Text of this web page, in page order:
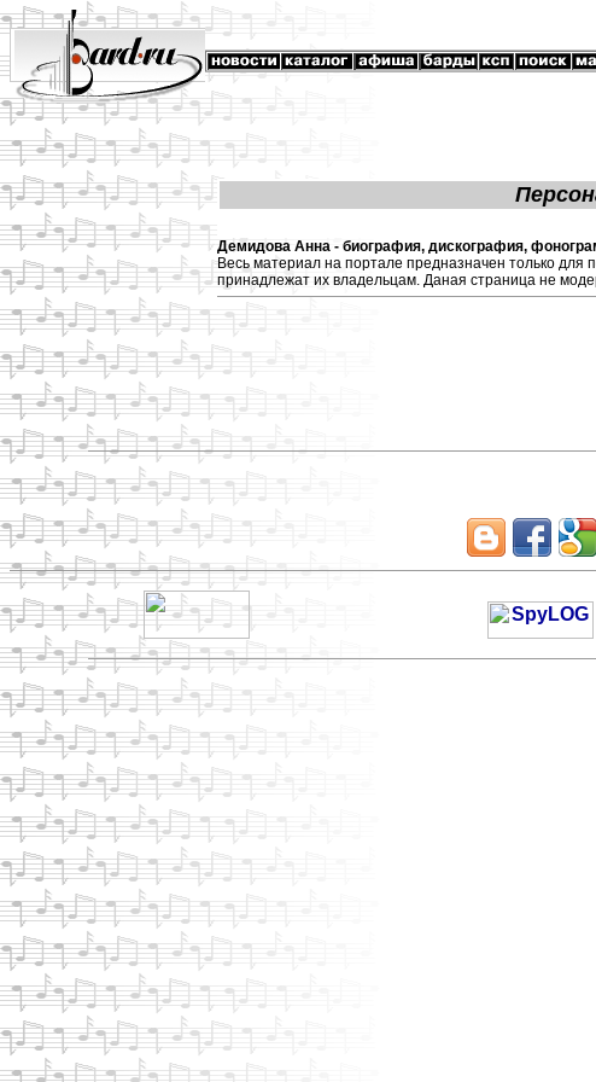
Демидова Анна - биография, дискография,
Весь материал на портале предназначен только
принадлежат их владельцам. Даная страница не